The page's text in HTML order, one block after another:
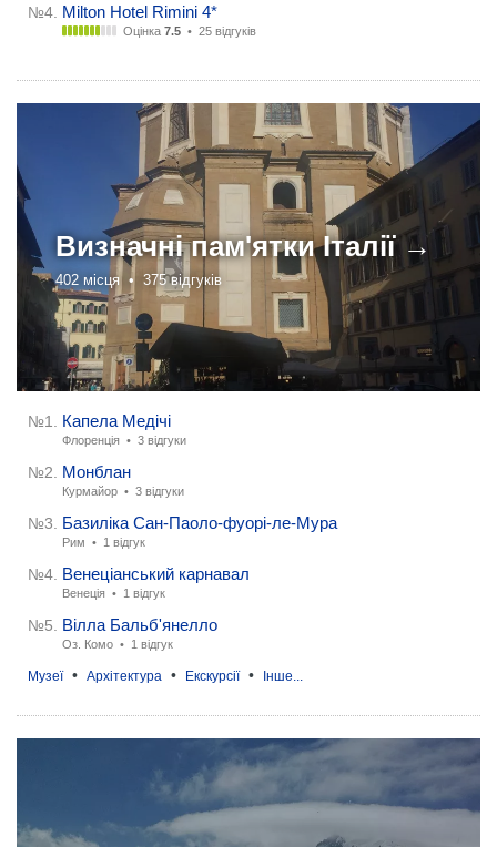
№4. Milton Hotel Rimini 4*
Оцінка 7.5 • 25 відгуків
Визначні пам'яткиІталії →
402 місця • 375 відгуків
№1. Капела Медічі
Флоренція • 3 відгуки
№2. Монблан
Курмайор • 3 відгуки
№3. Базиліка Сан-Паоло-фуорі-ле-Мура
Рим • 1 відгук
№4. Венеціанський карнавал
Венеція • 1 відгук
№5. Вілла Бальб'янелло
Оз. Комо • 1 відгук
Музеї• Архітектура • Екскурсії• Інше...